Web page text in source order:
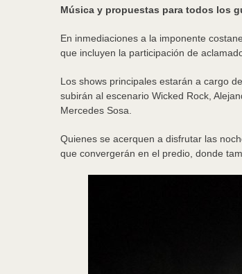
Música y propuestas para todos los
En inmediaciones a la imponente
que incluyen la participación de
Los shows principales estarán a cargo
subirán al escenario Wicked Rock,
Mercedes Sosa.
Quienes se acerquen a disfrutar las
que convergerán en el predio, donde